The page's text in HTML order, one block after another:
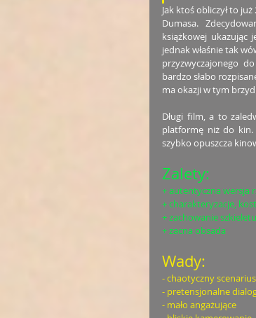
Jak ktoś obliczył to
Dumasa.
książkowej ukazując
jednak właśnie tak
przyzwyczajonego
bardzo słabo
ma okazji w tym
Długi film, a to
platformę niż do kin.
szybko opuszcza
Zalety:
+ autentyczna wersja
+ charakteryzacje,
+ zachowanie
+ zacna obsada
Wady:
- chaotyczny
- pretensjonalne
- mało angażujące